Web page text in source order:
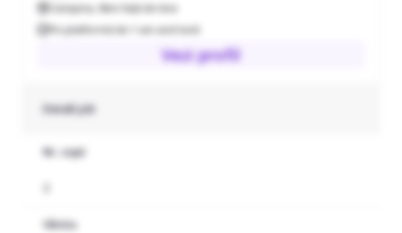
Campina
0km față de tine
Pe platformă de 1 ani and lună
Vezi profil
Detalii job
Nr. copii
Vârsta